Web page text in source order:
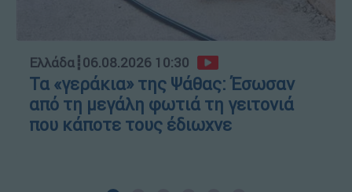
Ελλάδα┋06.08.2026 10:30
Τα «γεράκια» της Ψάθας: Έσωσαν
από τη μεγάλη φωτιά τη γειτονιά
που κάποτε τους έδιωχνε